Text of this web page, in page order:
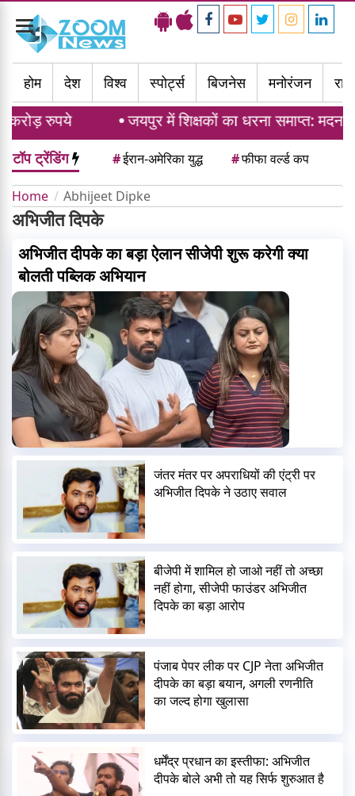
Toggle
navigation
होम
देश विश्व स्पोर्ट्स बिजनेस मनोरंजन
रुपये जयपुर में शिक्षकों का धरना समाप्त: मदन
टॉप ट्रेंडिंग #ईरान-अमेरिका युद्ध #फीफा वर्ल्ड कप
Home Abhijeet Dipke
अभिजीत दिपके
अभिजीत दीपके का बड़ा ऐलान सीजेपी शुरू करेगी क्या
बोलती पब्लिक अभियान
जंतर मंतर पर अपराधियों की एंट्री पर
अभिजीत दिपके ने उठाए सवाल
बीजेपी में शामिल हो जाओ नहीं तो अच्छा
नहीं होगा, सीजेपी फाउंडर अभिजीत
दिपके का बड़ा आरोप
पंजाब पेपर लीक पर CJP नेता अभिजीत
दीपके का बड़ा बयान, अगली रणनीति
का जल्द होगा खुलासा
धर्मेंद्र प्रधान का इस्तीफा: अभिजीत
दीपके बोले अभी तो यह सिर्फ शुरुआत है